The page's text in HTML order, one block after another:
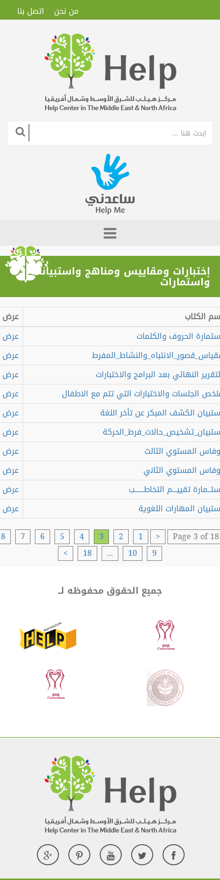
من نحن اتصل بنا
إختبارات ومقاييس ومناهج واستبيانات
واستمارات
الكتاب
عرض
الحروف والكلمات
عرض
عرض
النهائي بعد البرامج والاختبارات
عرض
الجلسات والاختبارات التي تتم مع الاطفال
عرض
الكشف المبكر عن تأخر اللغة
عرض
عرض
المستوي الثالث
عرض
المستوي الثاني
عرض
تقييـــم التخاطــــــب
عرض
المهارات اللغوية
عرض
Page 3 of
10
18
جميع الحقوق محفوظه لــ